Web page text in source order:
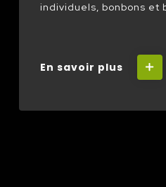
individuels, bonbons et
En savoir plus